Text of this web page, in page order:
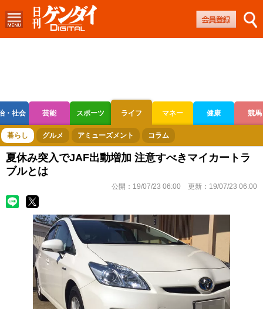
・社会 芸能 スポーツ ライフ マネー 健康 競馬
ボートレース 競輪 オートレース
暮らし グルメ アミューズメント コラム
夏休み突入でJAF出動増加 注意すべきマイカートラ
ブルとは
公開： 19/07/23 06:00 更新： 19/07/23 06:00